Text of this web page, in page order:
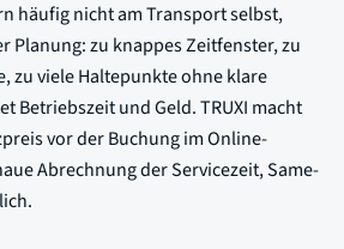
häufig nicht am Transport selbst,
Planung: zu knappes Zeitfenster, zu
zu viele Haltepunkte ohne klare
Betriebszeit und Geld. TRUXI macht
vor der Buchung im Online-
Abrechnung der Servicezeit, Same-